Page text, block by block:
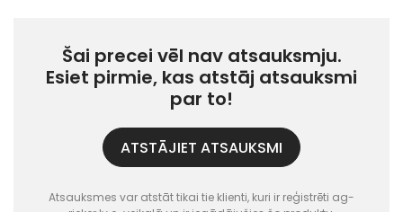
Šai precei vēl nav atsauksmju.
Esiet pirmie, kas atstāj atsauksmi
par to!
ATSTĀJIET ATSAUKSMI
Atsauksmes var atstāt tikai tie klienti, kuri ir reģistrēti ag-